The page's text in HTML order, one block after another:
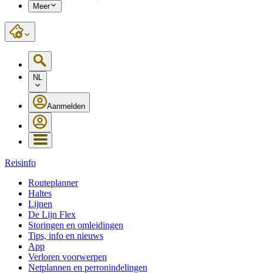
Meer
NL
Aanmelden
Reisinfo
Routeplanner
Haltes
Lijnen
De Lijn Flex
Storingen en omleidingen
Tips, info en nieuws
App
Verloren voorwerpen
Netplannen en perronindelingen